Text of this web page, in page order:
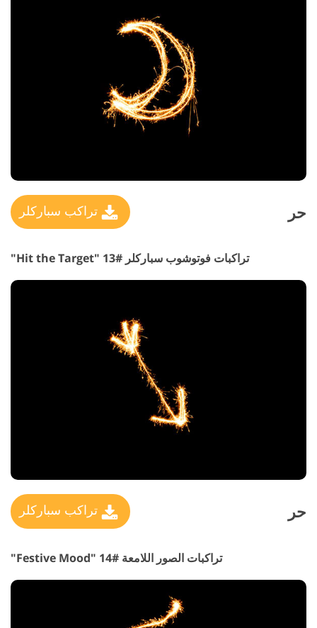
حر تراكب سباركلر
تراكبات فوتوشوب سباركلر #13 "Hit the Target"
حر تراكب سباركلر
تراكبات الصور اللامعة #14 "Festive Mood"